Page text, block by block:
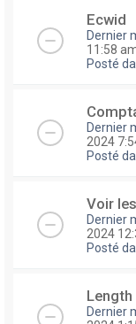
Ecwid
Dernier
11:58
Posté
Dernier
2024
Posté
Voir
Dernier
2024
Posté
Dernier